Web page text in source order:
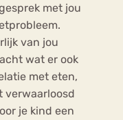
met jou
van jou
wat er ook
met eten,
verwaarloosd
je kind een